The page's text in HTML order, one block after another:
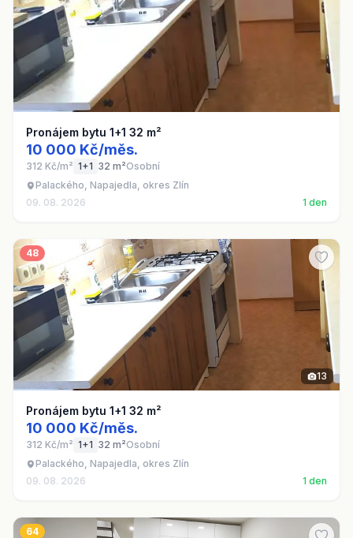
Pronájem bytu 1+1 32 m²
10 000 Kč/měs.
312 Kč/m² 1+1 32 m²Osobní
Palackého, Napajedla, okres Zlín
09. 08. 2026
1 den
48
13
Pronájem bytu 1+1 32 m²
10 000 Kč/měs.
312 Kč/m² 1+1 32 m²Osobní
Palackého, Napajedla, okres Zlín
09. 08. 2026
1 den
64